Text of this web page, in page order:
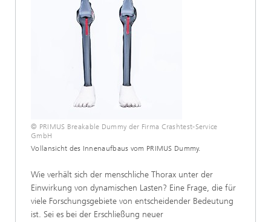
© PRIMUS Breakable Dummy der Firma Crashtest-Service
GmbH
Vollansicht des Innenaufbaus vom PRIMUS Dummy.
Wie verhält sich der menschliche Thorax unter der
Einwirkung von dynamischen Lasten? Eine Frage, die für
viele Forschungsgebiete von entscheidender Bedeutung
ist. Sei es bei der Erschließung neuer